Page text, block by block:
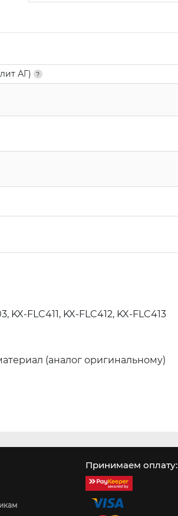
АГ)
KX-FLC411, KX-FLC412, KX-FLC413
(аналог оригинальному)
Принимаем оплату: